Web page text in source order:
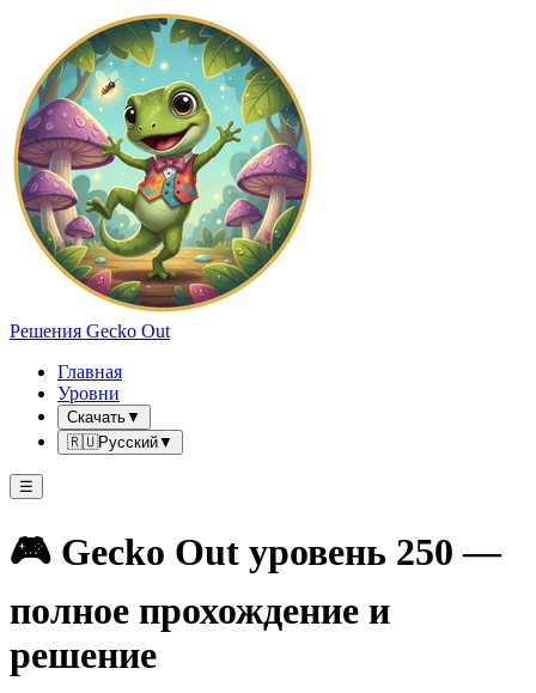
Решения Gecko Out
Главная
Уровни
Скачать▼
🇷🇺Русский▼
☰
🎮 Gecko Out уровень 250 —
полное прохождение и
решение